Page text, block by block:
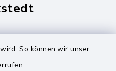
So können wir unser